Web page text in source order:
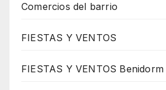
Comercios del barrio
FIESTAS Y VENTOS
FIESTAS Y VENTOS Benidorm